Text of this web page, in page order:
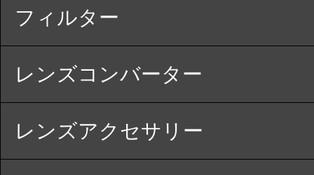
フィルター
レンズコンバーター
レンズアクセサリー